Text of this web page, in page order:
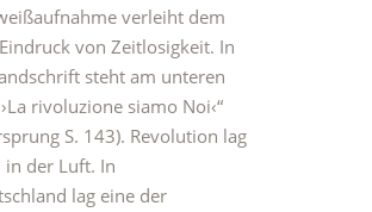
verleiht dem
von Zeitlosigkeit. In
steht am unteren
rivoluzione siamo Noi‹“
S. 143). Revolution lag
der Luft. In
lag eine der